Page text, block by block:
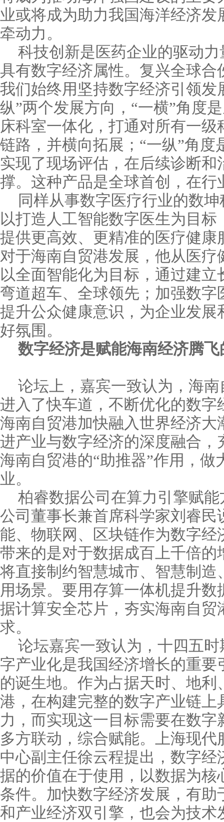
业或将成为助力我国海洋经济发
牵动力。
科技创新是医药企业的驱动
具有数字经济属性。复兴全球合
我们始终用坚持数字经济引领发
纵”两个发展方向，“一横”角度
床科室一体化，打通对所有一级
链路，并横向拓展；“一纵”角度
实现了现场评估，在后续诊断和
撑。这种产品是全球首创，在行
同样从事数字医疗行业的数
以打造人工智能数字医生为目标
提供更高效、更精准的医疗健康
对于海南自贸港发展，他从医疗
以全面智能化为目标，通过建立
弯道超车、全球领先；加强数字
提升公众健康意识，为企业发展
好氛围。
数字经济是赋能海南经济腾飞
论坛上，嘉宾一致认为，海
进入了快车道，不断优化的数字
海南自贸港加快融入世界经济大
进产业与数字经济的深度融合，
海南自贸港的“助推器”作用，做
业。
柏睿数据公司在算力引擎赋
公司董事长兼首席科学家刘睿民
能、物联网、区块链作为数字经
带来的是对于数据成百上千倍的
将直接制约智慧城市、智慧制造
用场景。要用存算一体机提升数
据计算安全芯片，夯实海南自贸
求。
论坛嘉宾一致认为，十四五
字产业化是我国经济增长的重要
的诞生地。作为占据天时、地利
港，在构建完整的数字产业链上
力，而实现这一目标需要在数字
多方联动，综合赋能。上海现代
中心副主任徐云程提出，数字经
据的价值在于使用，以数据为核
条件。加快数字经济发展，有助
和产业经济双引擎，也会为技术